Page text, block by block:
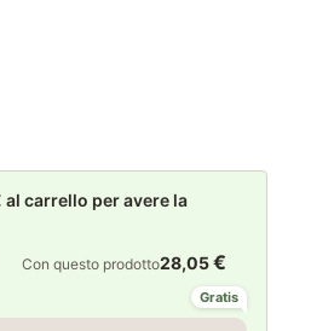
carrello per avere la
Con questo prodotto28,05€
Gratis